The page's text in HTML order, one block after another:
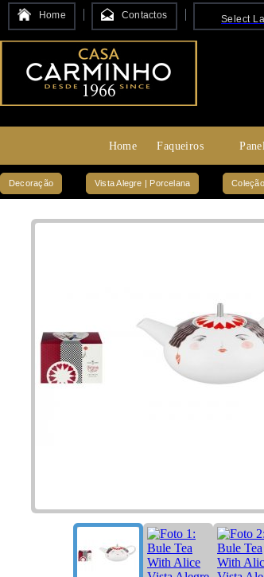
Home Contactos Select
Home Faqueiros
Decoração Vista Alegre | Porcelana